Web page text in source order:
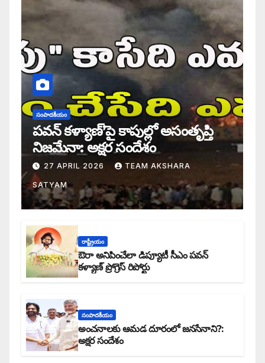
సంపాదకీయం
పవన్ కళ్యాణ్’పై కాపుల్లో అసంతృప్తి
నిజమేనా: అక్షర సందేశం
27 APRIL 2026 TEAM AKSHARA
SATYAM
రాష్ట్రీయం
ఔరా అనిపించేలా డిప్యూటీ సీఎం పవన్
కళ్యాణ్ ప్రోగ్రెస్ రిపోర్టు
సంపాదకీయం
అంచనాలకు ఆమడ దూరంలో జనసేనాని?:
అక్షర సందేశం